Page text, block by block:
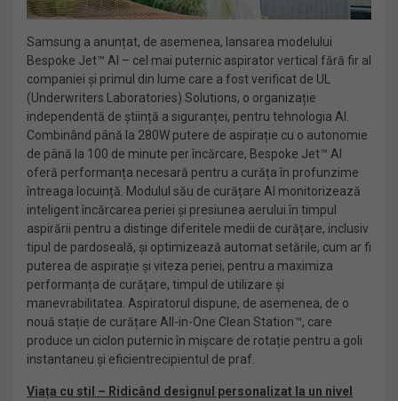
Samsung a anunțat, de asemenea, lansarea modelului
Bespoke Jet™ AI – cel mai puternic aspirator vertical fără fir al
companiei și primul din lume care a fost verificat de UL
(Underwriters Laboratories) Solutions, o organizație
independentă de știință a siguranței, pentru tehnologia AI.
Combinând până la 280W putere de aspirație cu o autonomie
de până la 100 de minute per încărcare, Bespoke Jet™ AI
oferă performanța necesară pentru a curăța în profunzime
întreaga locuință. Modulul său de curățare AI monitorizează
inteligent încărcarea periei și presiunea aerului în timpul
aspirării pentru a distinge diferitele medii de curățare, inclusiv
tipul de pardoseală, și optimizează automat setările, cum ar fi
puterea de aspirație și viteza periei, pentru a maximiza
performanța de curățare, timpul de utilizare și
manevrabilitatea. Aspiratorul dispune, de asemenea, de o
nouă stație de curățare All-in-One Clean Station™, care
produce un ciclon puternic în mișcare de rotație pentru a goli
instantaneu și eficientrecipientul de praf.
Viața cu stil – Ridicând designul personalizat la un nivel